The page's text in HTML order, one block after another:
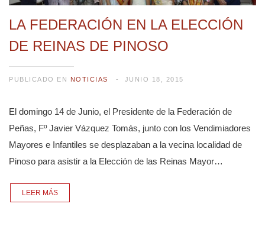
LA FEDERACIÓN EN LA ELECCIÓN
DE REINAS DE PINOSO
PUBLICADO EN NOTICIAS JUNIO 18, 2015
El domingo 14 de Junio, el Presidente de la Federación de
Peñas, Fº Javier Vázquez Tomás, junto con los Vendimiadores
Mayores e Infantiles se desplazaban a la vecina localidad de
Pinoso para asistir a la Elección de las Reinas Mayor…
LEER MÁS